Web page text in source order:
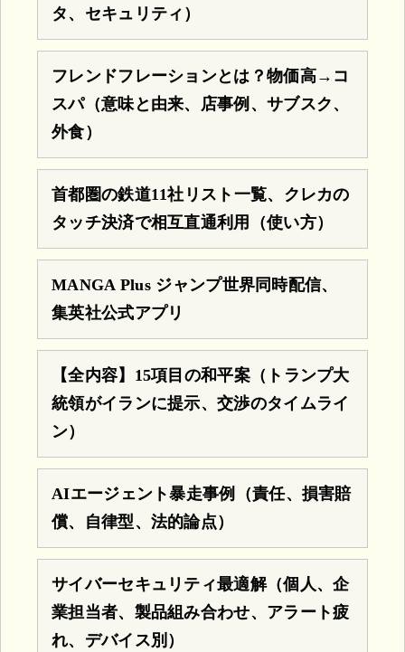
タ、セキュリティ）
フレンドフレーションとは？物価高→コ
スパ（意味と由来、店事例、サブスク、
外食）
首都圏の鉄道11社リスト一覧、クレカの
タッチ決済で相互直通利用（使い方）
MANGA Plus ジャンプ世界同時配信、
集英社公式アプリ
【全内容】15項目の和平案（トランプ大
統領がイランに提示、交渉のタイムライ
ン）
AIエージェント暴走事例（責任、損害賠
償、自律型、法的論点）
サイバーセキュリティ最適解（個人、企
業担当者、製品組み合わせ、アラート疲
れ、デバイス別）